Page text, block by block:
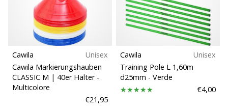
ambassador
Weplayvolleyball
un
fanatico
della
pallavolo
Teamsales
Collezione
Disciplina
Vestibilità
Cawila
Unisex
Cawila Markierungshauben
CLASSIC M | 40er Halter -
Multicolore
€21,95
Cawila
Unisex
Training Pole L 1,60m
d25mm - Verde
€4,00